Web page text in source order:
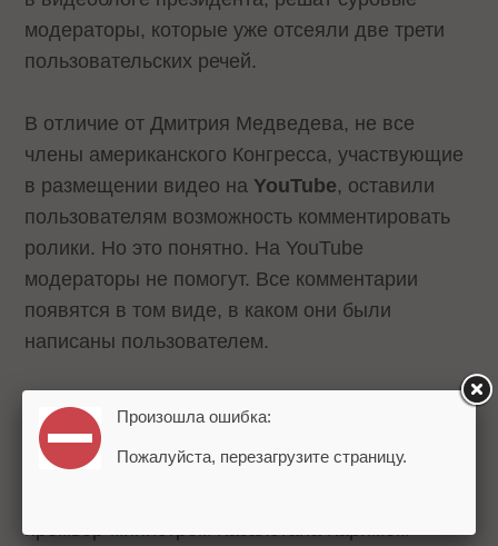
модераторы, которые уже отсеяли две трети
пользовательских речей.
В отличие от Дмитрия Медведева, не все
члены американского Конгресса, участвующие
в размещении видео на YouTube, оставили
пользователям возможность комментировать
ролики. Но это понятно. На YouTube
модераторы не помогут. Все комментарии
появятся в том виде, в каком они были
написаны пользователем.
Следом за сенаторами США и российским
президентом маршируют и казахские
министры,выстроенные в колонну блогосферы
премьер-министром Казахстана Каримом
Произошла ошибка:
Пожалуйста, перезагрузите страницу.